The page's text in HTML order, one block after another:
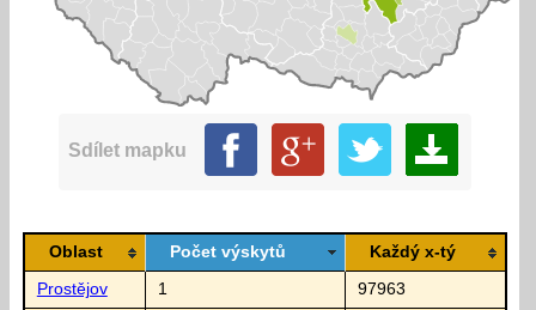
Sdílet mapku
Oblast Počet výskytů Každý x-tý
Prostějov 1 97963